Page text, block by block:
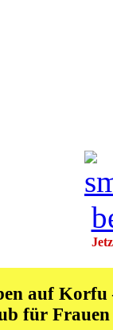
auf Korfu
für Frauen